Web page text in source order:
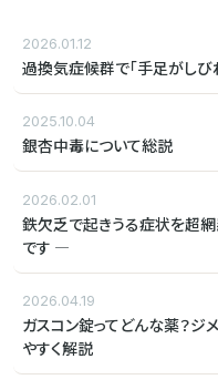
2026.01.12
過換気症候群で「手足がしび
2025.10.04
銀杏中毒について総説
2026.02.01
鉄欠乏で起きうる症状を超
です ―
2026.04.19
ガスコン錠ってどんな薬？ジ
やすく解説